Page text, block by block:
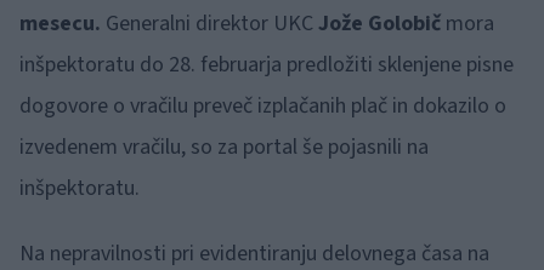
mesecu. Generalni direktor UKC Jože Golobič mora
inšpektoratu do 28. februarja predložiti sklenjene pisne
dogovore o vračilu preveč izplačanih plač in dokazilo o
izvedenem vračilu, so za portal še pojasnili na
inšpektoratu.
Na nepravilnosti pri evidentiranju delovnega časa na